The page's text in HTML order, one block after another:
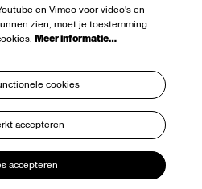
en Vimeo voor video's en
zien, moet je toestemming
Meer informatie…
cookies
accepteren
accepteren